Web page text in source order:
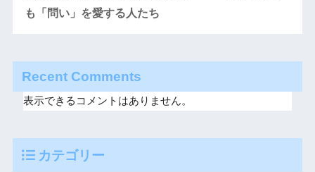
も「問い」を愛する人たち
Recent Comments
表示できるコメントはありません。
カテゴリー